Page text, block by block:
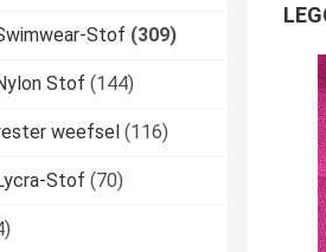
Stof (309)
Stof (144)
weefsel (116)
Stof (70)